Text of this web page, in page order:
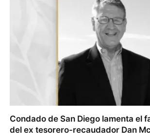
Condado de San Diego lamenta el
del ex tesorero-recaudador Dan